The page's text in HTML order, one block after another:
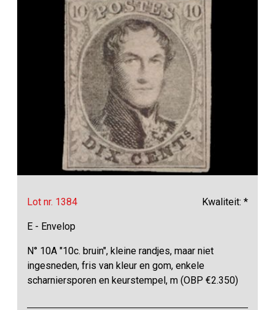
Lot nr. 1384 Kwaliteit: *
E - Envelop
N° 10A "10c. bruin", kleine randjes, maar niet
ingesneden, fris van kleur en gom, enkele
scharniersporen en keurstempel, m (OBP €2.350)